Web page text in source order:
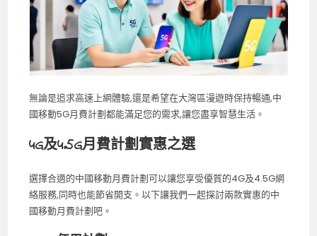
無論是追求高速上網體驗,還是希望在大灣區漫遊時保持暢通,中
國移動5G月費計劃都能滿足您的需求,讓您盡享智慧生活。
4G及4.5G月費計劃實惠之選
選擇合適的中國移動月費計劃可以讓您享受優質的4G及4.5G網
絡服務,同時也能節省開支。以下讓我們一起探討兩款實惠的中
國移動月費計劃吧。